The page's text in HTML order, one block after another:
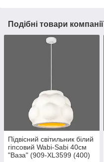
Подібні товари компанії
Підвісний світильник білий
гіпсовий Wabi-Sabi 40см
"Ваза" (909-XL3599 (400)